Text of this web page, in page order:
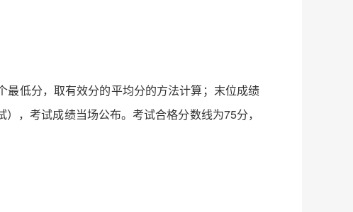
低分，取有效分的平均分的方法计算；末位成绩
，考试成绩当场公布。考试合格分数线为75分，